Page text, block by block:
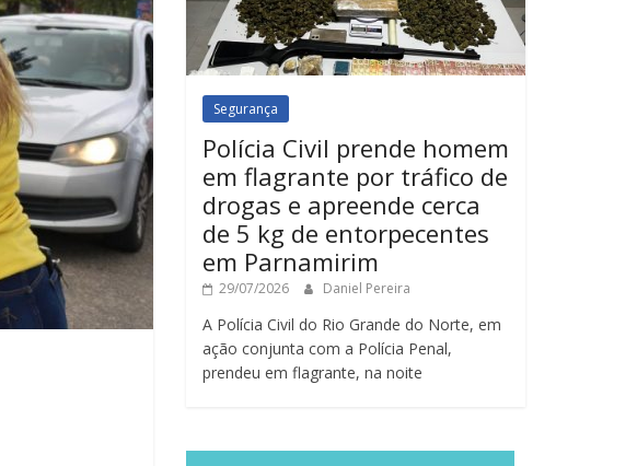
Segurança
Polícia Civil prende homem
em flagrante por tráfico de
drogas e apreende cerca
de 5 kg de entorpecentes
em Parnamirim
29/07/2026 Daniel Pereira
A Polícia Civil do Rio Grande do Norte, em
ação conjunta com a Polícia Penal,
prendeu em flagrante, na noite